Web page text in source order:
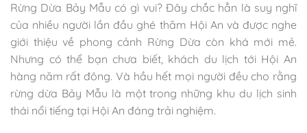
Rừng Dừa Bảy Mẫu có gì vui? Đây chắc hẳn là suy nghĩ
của nhiều người lần đầu ghé thăm Hội An và được nghe
giới thiệu về phong cảnh Rừng Dừa còn khá mới mẻ.
Nhưng có thể bạn chưa biết, khách du lịch tới Hội An
hàng năm rất đông. Và hầu hết mọi người đều cho rằng
rừng dừa Bảy Mẫu là một trong những khu du lịch sinh
thái nổi tiếng tại Hội An đáng trải nghiệm.